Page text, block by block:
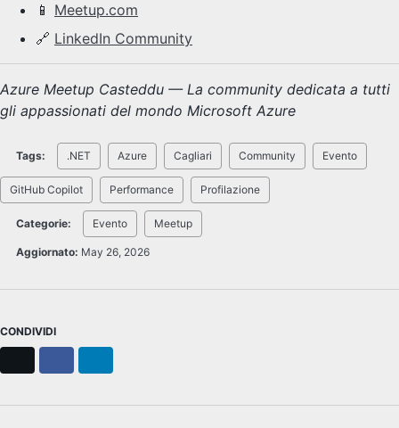
📱 Meetup.com
🔗 LinkedIn Community
Azure Meetup Casteddu — La community dedicata a tutti
gli appassionati del mondo Microsoft Azure
Tags: .NET Azure Cagliari Community Evento
GitHub Copilot Performance Profilazione
Categorie: Evento Meetup
Aggiornato: May 26, 2026
CONDIVIDI